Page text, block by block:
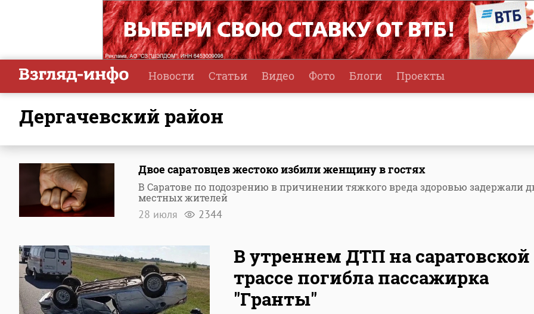
Новости Статьи Видео Фото Блоги Проекты
Дергачевский район
Двое саратовцев жестоко избили женщину в гостях
В Саратове по подозрению в причинении тяжкого вреда здоровью задержали
местных жителей
28 июля 2344
В утреннем ДТП на саратовской
трассе погибла пассажирка
"Гранты"